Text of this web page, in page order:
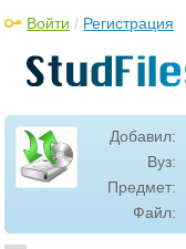
Войти / Регистрация
Добавил:
Вуз:
Предмет:
Файл: